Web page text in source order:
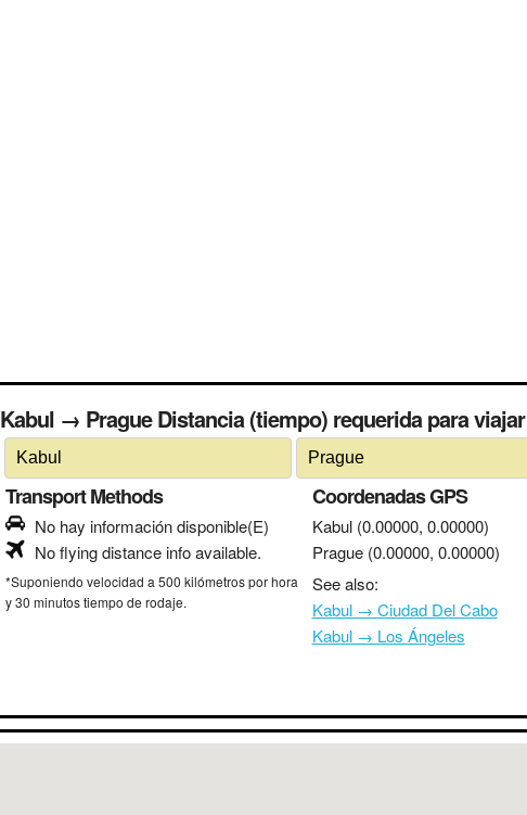
Kabul → Prague Distancia (tiempo) requerida para viajar
Transport Methods
No hay información disponible(E)
No flying distance info available.
*Suponiendo velocidad a 500 kilómetros por hora
y 30 minutos tiempo de rodaje.
Coordenadas GPS
Kabul (0.00000, 0.00000)
Prague (0.00000, 0.00000)
See also:
Kabul → Ciudad Del Cabo
Kabul → Los Ángeles